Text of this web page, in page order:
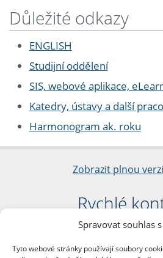
Spravovat souhlas
Tyto webové stránky používají soubory
Důležité odkazy
ENGLISH
Studijní oddělení
SIS, webové aplikace,
Katedry, ústavy a další
Harmonogram ak. roku
Zobrazit plnou
Rychlé
Filozofická
nám. Jana